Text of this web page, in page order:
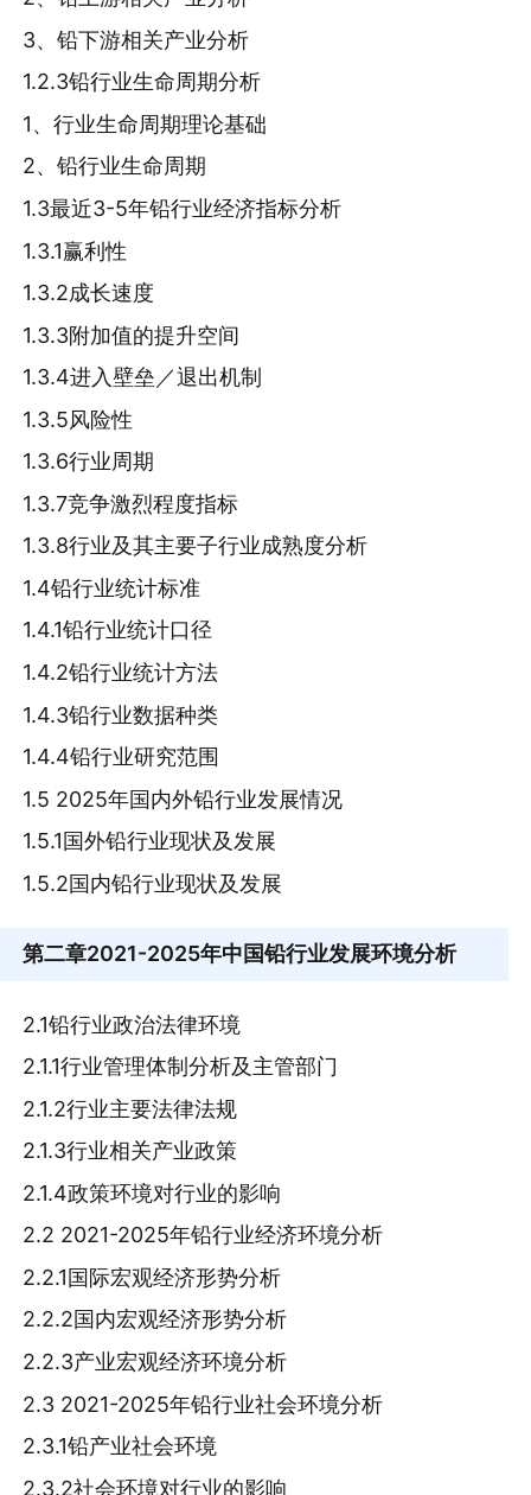
3、铅下游相关产业分析
1.2.3铅行业生命周期分析
1、行业生命周期理论基础
2、铅行业生命周期
1.3最近3-5年铅行业经济指标分析
1.3.1赢利性
1.3.2成长速度
1.3.3附加值的提升空间
1.3.4进入壁垒／退出机制
1.3.5风险性
1.3.6行业周期
1.3.7竞争激烈程度指标
1.3.8行业及其主要子行业成熟度分析
1.4铅行业统计标准
1.4.1铅行业统计口径
1.4.2铅行业统计方法
1.4.3铅行业数据种类
1.4.4铅行业研究范围
1.5 2025年国内外铅行业发展情况
1.5.1国外铅行业现状及发展
1.5.2国内铅行业现状及发展
第二章2021-2025年中国铅行业发展环境分析
2.1铅行业政治法律环境
2.1.1行业管理体制分析及主管部门
2.1.2行业主要法律法规
2.1.3行业相关产业政策
2.1.4政策环境对行业的影响
2.2 2021-2025年铅行业经济环境分析
2.2.1国际宏观经济形势分析
2.2.2国内宏观经济形势分析
2.2.3产业宏观经济环境分析
2.3 2021-2025年铅行业社会环境分析
2.3.1铅产业社会环境
2.3.2社会环境对行业的影响